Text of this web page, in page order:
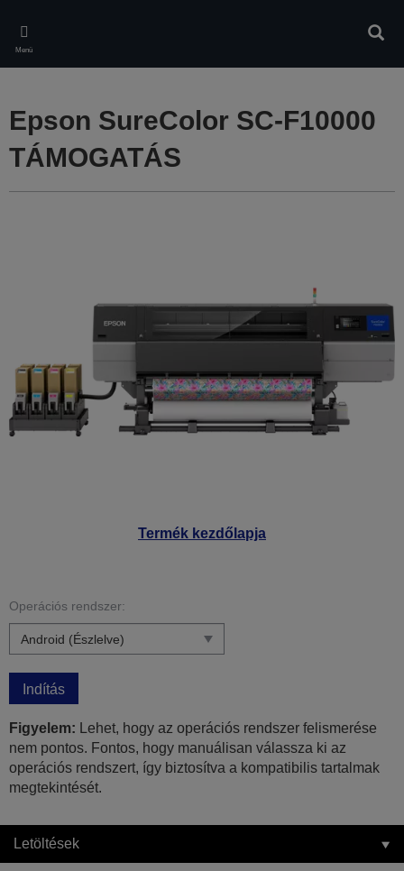
main
content
Menü
Termék kezdőlapja
Epson SureColor SC-F10000
TÁMOGATÁS
Operációs rendszer:
Indítás
Figyelem: Lehet, hogy az operációs rendszer felismerése
nem pontos. Fontos, hogy manuálisan válassza ki az
operációs rendszert, így biztosítva a kompatibilis tartalmak
megtekintését.
Letöltések